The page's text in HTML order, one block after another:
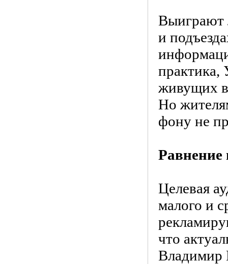
Выиграют
и
живущих в
Но
фону не
Равнение
Целевая
малого и
что
Владимир